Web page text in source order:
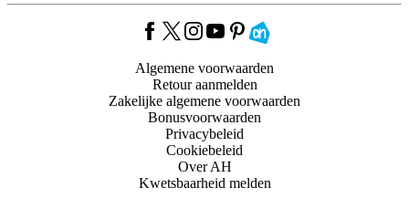
Algemene voorwaarden
Retour aanmelden
Zakelijke algemene voorwaarden
Bonusvoorwaarden
Privacybeleid
Cookiebeleid
Over AH
Kwetsbaarheid melden